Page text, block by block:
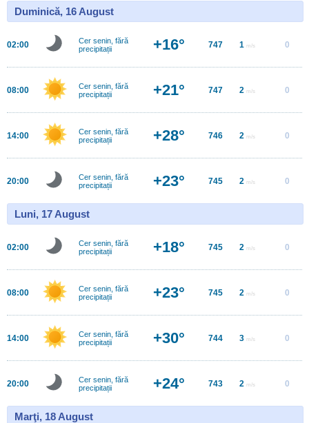
Duminică, 16 August
02:00
Cer senin, fără
precipitații
+16° 747 1 m/s 0
08:00
Cer senin, fără
precipitații
+21° 747 2 m/s 0
14:00
Cer senin, fără
precipitații
+28° 746 2 m/s 0
20:00
Cer senin, fără
precipitații
+23° 745 2 m/s 0
Luni, 17 August
02:00
Cer senin, fără
precipitații
+18° 745 2 m/s 0
08:00
Cer senin, fără
precipitații
+23° 745 2 m/s 0
14:00
Cer senin, fără
precipitații
+30° 744 3 m/s 0
20:00
Cer senin, fără
precipitații
+24° 743 2 m/s 0
Marţi, 18 August